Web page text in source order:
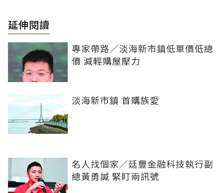
延伸閱讀
專家帶路／淡海新市鎮低單價低總
價 減輕購屋壓力
淡海新市鎮 首購族愛
名人找個家／廷豐金融科技執行副
總黃勇諴 緊盯兩訊號